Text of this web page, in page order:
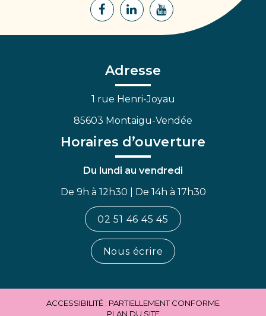
Lien
Facebook
Lien
Linkedin
Lien
Adresse
1 rue Henri-Joyau
85603 Montaigu-Vendée
Horaires d’ouverture
Du lundi au vendredi
De 9h à 12h30 | De 14h à 17h30
02 51 46 45 45
Nous écrire
ACCESSIBILITÉ : PARTIELLEMENT CONFORME
PLAN DU SITE